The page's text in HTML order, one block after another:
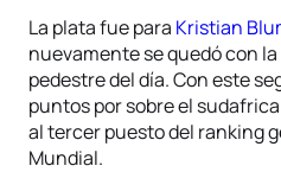
La plata fue para Kristian
nuevamente se quedó con
pedestre del día. Con este
puntos por sobre el
al tercer puesto del ranking
Mundial.